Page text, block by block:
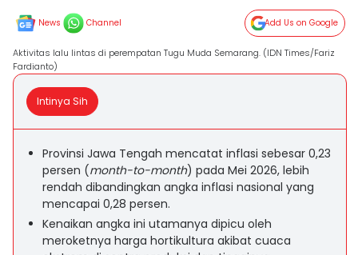
News Channel Add Us on Google
Aktivitas lalu lintas di perempatan Tugu Muda Semarang. (IDN Times/Fariz
Fardianto)
Intinya Sih
Provinsi Jawa Tengah mencatat inflasi sebesar 0,23
persen (month-to-month) pada Mei 2026, lebih
rendah dibandingkan angka inflasi nasional yang
mencapai 0,28 persen.
Kenaikan angka ini utamanya dipicu oleh
meroketnya harga hortikultura akibat cuaca